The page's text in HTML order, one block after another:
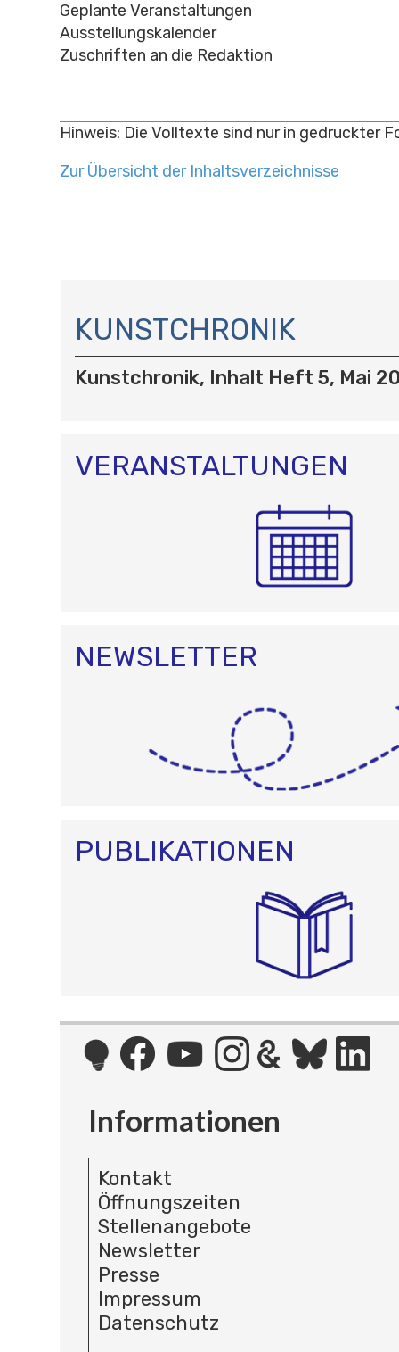
Geplante Veranstaltungen
Ausstellungskalender
Zuschriften an die Redaktion
Hinweis: Die Volltexte sind nur in gedruckter
Zur Übersicht der Inhaltsverzeichnisse
A
V
I
G
O
N
KUNSTCHRONIK
Kunstchronik, Inhalt Heft 5, Mai
VERANSTALTUNGEN
NEWSLETTER
PUBLIKATIONEN
Informationen
Kontakt
Öffnungszeiten
Stellenangebote
Newsletter
Presse
Impressum
Datenschutz